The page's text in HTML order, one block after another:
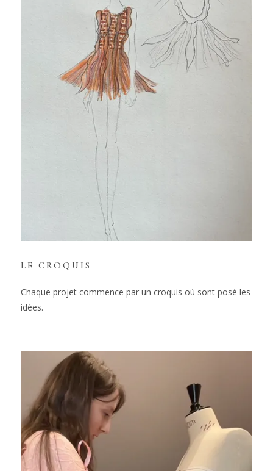
LE CROQUIS
Chaque projet commence par un croquis où sont posé les
idées.